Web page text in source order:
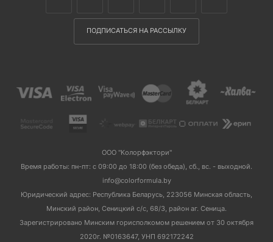
ПОДПИСАТЬСЯ НА РАССЫЛКУ
ООО "Колорфэктори"
Время работы: пн-пт: с 09:00 до 18:00 (без обеда), сб., вс. - выходной.
info@colorformula.by
Юридический адрес: Республика Беларусь, 223056 Минская область,
Минский район, Сеницкий с/с, 68/3, район аг. Сеница.
Зарегистрировано Минским горисполкомом решением от 30 октября
2020г. №0163647, УНП 692172242